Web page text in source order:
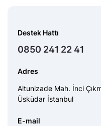
Destek Hattı
0850 241 22 41
Adres
Altunizade Mah. İnci
Üsküdar İstanbul
E-mail